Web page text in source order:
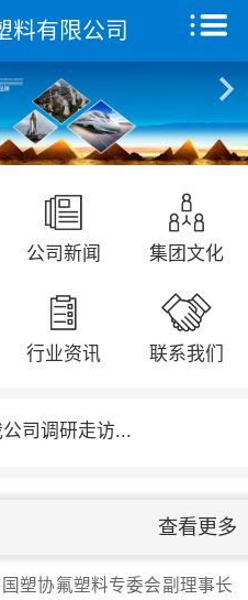
料有限公司
公司新闻 集团文化
行业资讯 联系我们
司调研走访...
查看更多
塑协氟塑料专委会副理事长
首页
关于我们
产品中心
远征研发中心
集团文化
新闻动态